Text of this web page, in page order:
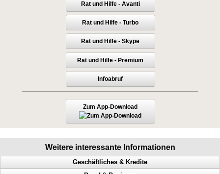
Rat und Hilfe - Avanti
Rat und Hilfe - Turbo
Rat und Hilfe - Skype
Rat und Hilfe - Premium
Infoabruf
Zum App-Download
Weitere interessante Informationen
Geschäftliches & Kredite